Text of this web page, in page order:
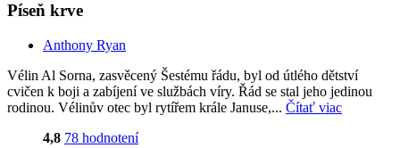
Píseň krve
Anthony Ryan
Vélin Al Sorna, zasvěcený Šestému řádu, byl od útlého dětství
cvičen k boji a zabíjení ve službách víry. Řád se stal jeho jedinou
rodinou. Vélinův otec byl rytířem krále Januse,... Čítať viac
4,8 78 hodnotení